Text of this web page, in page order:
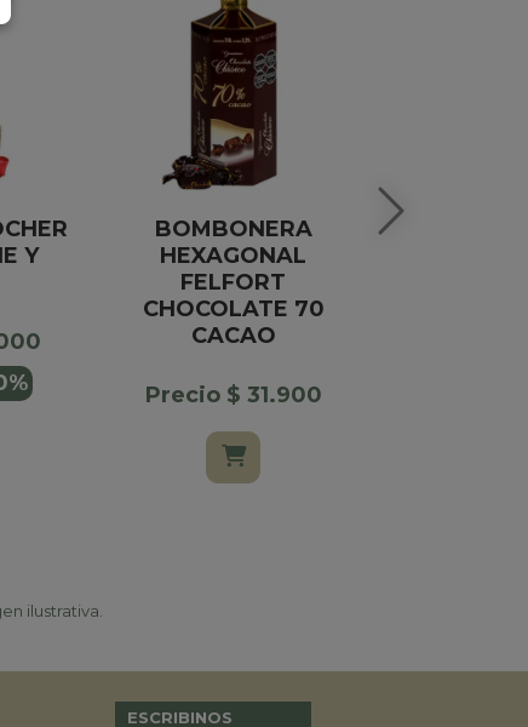
Y
BOMBONERA
HEXAGONAL
FELFORT
CHOCOLATE 70
CACAO
Precio $ 31.900
ilustrativa.
ESCRIBINOS